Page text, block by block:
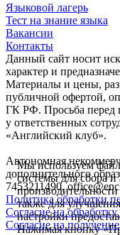
Языковой лагерь
Тест на знание языка
Вакансии
Контакты
Данный сайт носит
характер и
Материалы и цены,
публичной офертой,
ГК РФ. Просьба перед
у ответственных
«Английский клуб».
Автономная
дополнительного
7453211490,
Политика обработки
Согласие на
Согласие на
Мы используем
системы для сбора
также для
настройки
Нажимая кнопку